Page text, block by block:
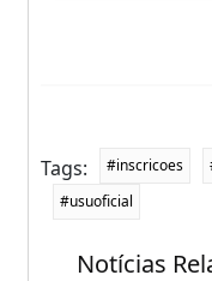
Tags: #inscricoes
#usuoficial
Notícias